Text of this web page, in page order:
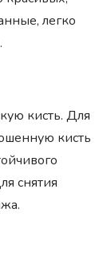
легко
кисть. Для
кисть
снятия